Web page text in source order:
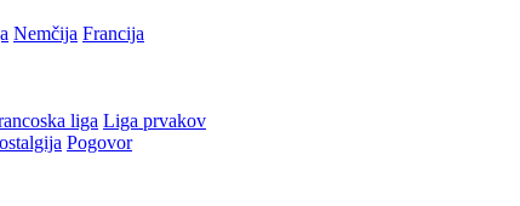
Nemčija Francija
liga Liga prvakov
Pogovor